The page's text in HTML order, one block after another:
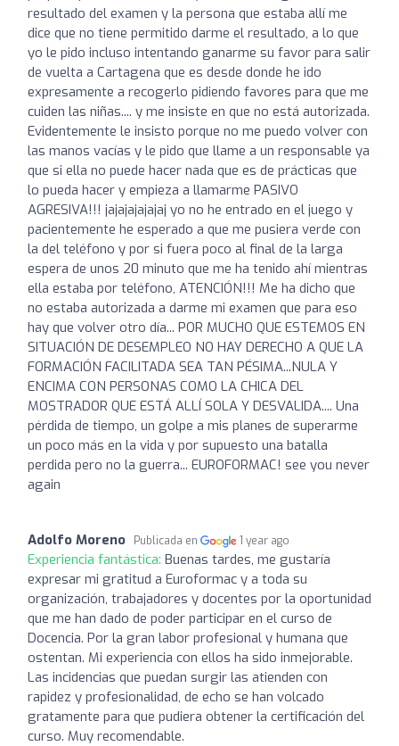
resultado del examen y la persona que estaba allí me
dice que no tiene permitido darme el resultado, a lo que
yo le pido incluso intentando ganarme su favor para salir
de vuelta a Cartagena que es desde donde he ido
expresamente a recogerlo pidiendo favores para que me
cuiden las niñas.... y me insiste en que no está autorizada.
Evidentemente le insisto porque no me puedo volver con
las manos vacías y le pido que llame a un responsable ya
que si ella no puede hacer nada que es de prácticas que
lo pueda hacer y empieza a llamarme PASIVO
AGRESIVA!!! jajajajajajaj yo no he entrado en el juego y
pacientemente he esperado a que me pusiera verde con
la del teléfono y por si fuera poco al final de la larga
espera de unos 20 minuto que me ha tenido ahí mientras
ella estaba por teléfono, ATENCIÓN!!! Me ha dicho que
no estaba autorizada a darme mi examen que para eso
hay que volver otro día... POR MUCHO QUE ESTEMOS EN
SITUACIÓN DE DESEMPLEO NO HAY DERECHO A QUE LA
FORMACIÓN FACILITADA SEA TAN PÉSIMA...NULA Y
ENCIMA CON PERSONAS COMO LA CHICA DEL
MOSTRADOR QUE ESTÁ ALLÍ SOLA Y DESVALIDA.... Una
pérdida de tiempo, un golpe a mis planes de superarme
un poco más en la vida y por supuesto una batalla
perdida pero no la guerra... EUROFORMAC! see you never
again
Adolfo Moreno Publicada en 1 year ago
Experiencia fantástica: Buenas tardes, me gustaría
expresar mi gratitud a Euroformac y a toda su
organización, trabajadores y docentes por la oportunidad
que me han dado de poder participar en el curso de
Docencia. Por la gran labor profesional y humana que
ostentan. Mi experiencia con ellos ha sido inmejorable.
Las incidencias que puedan surgir las atienden con
rapidez y profesionalidad, de echo se han volcado
gratamente para que pudiera obtener la certificación del
curso. Muy recomendable.